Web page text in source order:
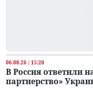
06.08.26 / 15:20
В Россия ответили
партнерство»